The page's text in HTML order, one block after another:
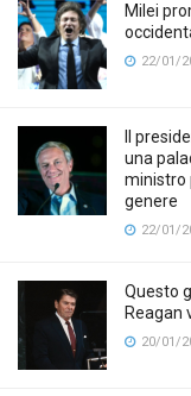
Milei
22/01/
Il
una
ministro
genere
22/01/
Questo
Reagan
20/01/